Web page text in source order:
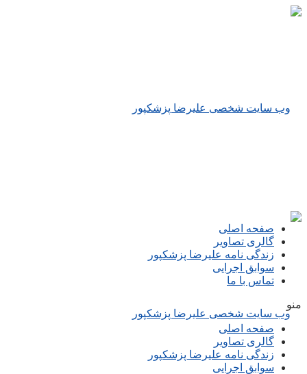
صفحه اصلی
گالری تصاویر
زندگی نامه علیرضا پزشکپور
سوابق اجرایی
تماس با ما
منو
صفحه اصلی
گالری تصاویر
زندگی نامه علیرضا پزشکپور
سوابق اجرایی